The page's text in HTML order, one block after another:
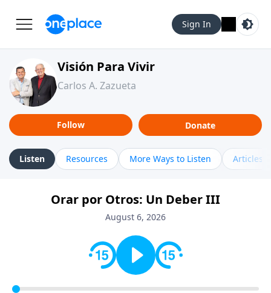
Sign In
Visión Para Vivir
Carlos A. Zazueta
Follow Donate
Listen Resources More Ways to Listen Articles
Orar por Otros: Un Deber III
August 6, 2026